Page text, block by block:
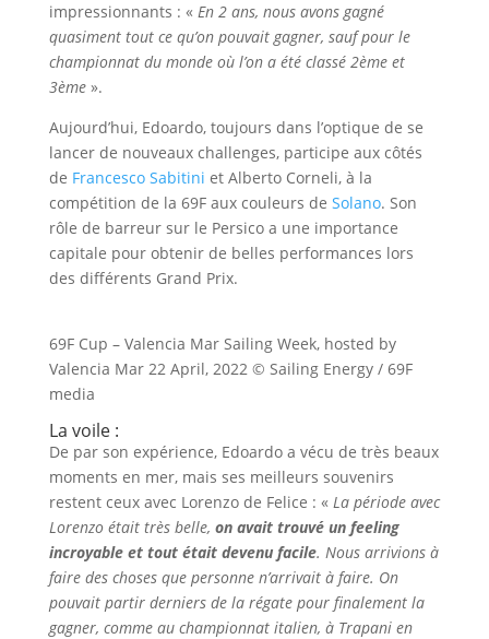
impressionnants : « En 2 ans, nous avons gagné
quasiment tout ce qu’on pouvait gagner, sauf pour le
championnat du monde où l’on a été classé 2ème et
3ème».
Aujourd’hui, Edoardo, toujours dans l’optique de se
lancer de nouveaux challenges, participe aux côtés
de Francesco Sabitini et Alberto Corneli, à la
compétition de la 69F aux couleurs de Solano. Son
rôle de barreur sur le Persico a une importance
capitale pour obtenir de belles performances lors
des différents Grand Prix.
69F Cup – Valencia Mar Sailing Week, hosted by
Valencia Mar 22 April, 2022 © Sailing Energy / 69F
media
La voile :
De par son expérience, Edoardo a vécu de très beaux
moments en mer, mais ses meilleurs souvenirs
restent ceux avec Lorenzo de Felice : «La période avec
Lorenzo était très belle, on avait trouvé un feeling
incroyable et tout était devenu facile. Nous arrivions à
faire des choses que personne n’arrivait à faire. On
pouvait partir derniers de la régate pour finalement la
gagner, comme au championnat italien, à Trapani en